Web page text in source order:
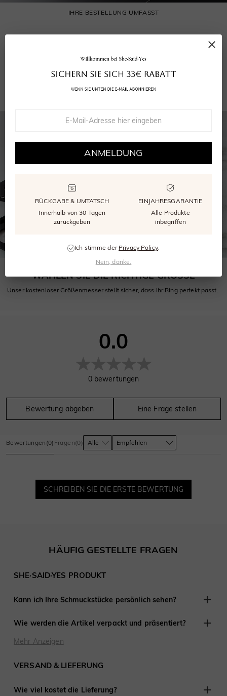
IHRE BESTELLUNG UMFASST
WÄHLEN SIE DIE RICHTIGE GRÖSSE
Unser kostenloser Größenmesser stellt sicher, dass Ihr Ring perfekt passt.
0.0
0 bewertungen
Bewertung abgeben Eine Frage stellen
Bewertungen (0) Fragen(0)
SCHREIBEN SIE DIE ERSTE BEWERTUNG
HÄUFIG GESTELLTE FRAGEN
SHE·SAID·YES PRODUKT
Kann ich Ihre Schmuckstücke persönlich sehen?
Obwohl wir keine Einzelhandelsgeschäfte anderswo haben,
sind wir erfahren darin, mit Kunden aus der Ferne zu
arbeiten und haben an Tausenden von Verlobungen und
Hochzeiten auf der ganzen Welt teilgenommen.
Wie werden die Artikel verpackt und präsentiert?
Bei SHE·SAID·YES ist die Präsentation entscheidend, daher
Schmuck von uns kaufen. Jede Bestellung wird fertig zum
Mehr Anzeigen
VERSAND & LIEFERUNG
Wie viel kostet die Lieferung?
ANMELDUNG
RÜCKGABE & UMTATSCH
Innerhalb von 30 Tagen
zurückgeben
EINJAHRESGARANTIE
Alle Produkte
inbegriffen
Ich stimme der Privacy Policy.
Nein, danke.